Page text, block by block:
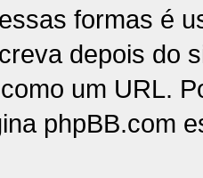
formas é
depois do
um URL.
phpBB.com